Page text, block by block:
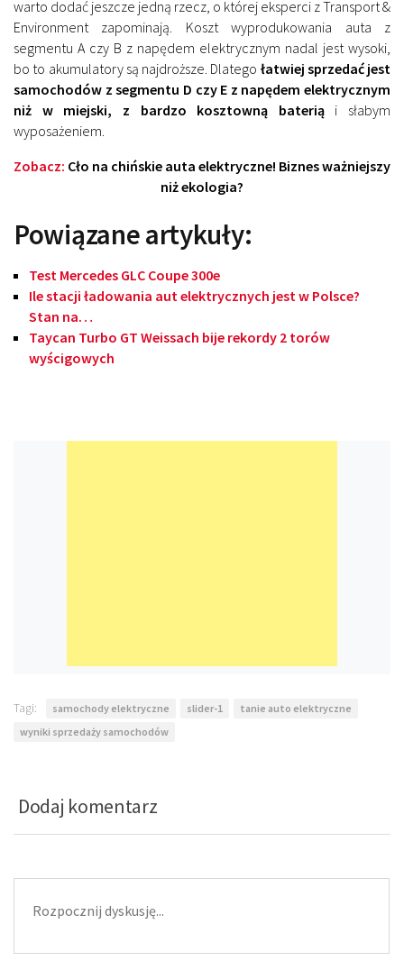
warto dodać jeszcze jedną rzecz, o której eksperci z Transport &
Environment zapominają. Koszt wyprodukowania auta z
segmentu A czy B z napędem elektrycznym nadal jest wysoki,
bo to akumulatory są najdroższe. Dlatego łatwiej sprzedać jest
samochodów z segmentu D czy E z napędem elektrycznym
niż w miejski, z bardzo kosztowną bateriąi słabym
wyposażeniem.
Zobacz: Cło na chińskie auta elektryczne! Biznes ważniejszy
niż ekologia?
Powiązane artykuły:
Test Mercedes GLC Coupe 300e
Ile stacji ładowania aut elektrycznych jest w Polsce?
Stan na…
Taycan Turbo GT Weissach bije rekordy 2 torów
wyścigowych
Tagi: samochody elektryczne slider-1
tanie auto elektryczne
wyniki sprzedaży samochodów
Dodaj komentarz